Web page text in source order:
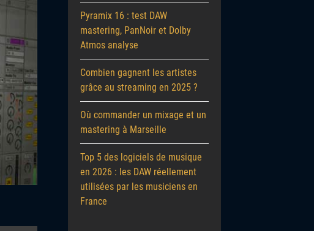
Pyramix 16 : test DAW
mastering, PanNoir et Dolby
Atmos analyse
Combien gagnent les artistes
grâce au streaming en 2025 ?
Où commander un mixage et un
mastering à Marseille
Top 5 des logiciels de musique
en 2026 : les DAW réellement
utilisées par les musiciens en
France